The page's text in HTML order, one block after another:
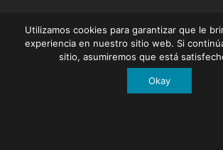
Utilizamos cookies para garantizar que le
experiencia en nuestro sitio web. Si
sitio, asumiremos que está
Okay